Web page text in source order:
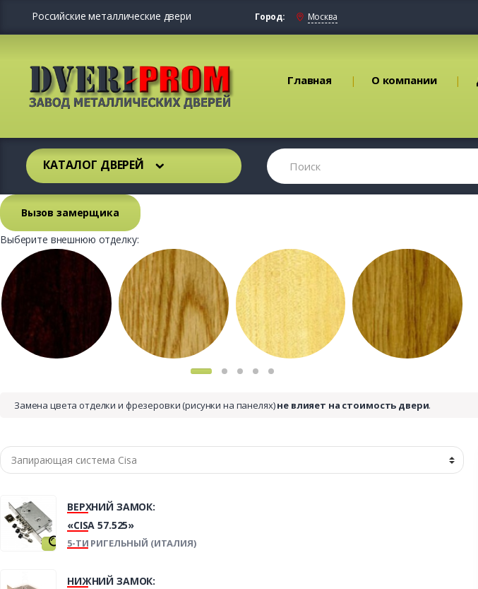
Российские металлические двери Город: Москва
Главная О компании
КАТАЛОГ ДВЕРЕЙ
Вызов замерщика
Выберите внешнюю отделку:
Замена цвета отделки и фрезеровки (рисунки на панелях)не влияет на стоимость двери.
ВЕРХНИЙ ЗАМОК:
«CISA 57.525»
5-ТИ РИГЕЛЬНЫЙ (ИТАЛИЯ)
НИЖНИЙ ЗАМОК: